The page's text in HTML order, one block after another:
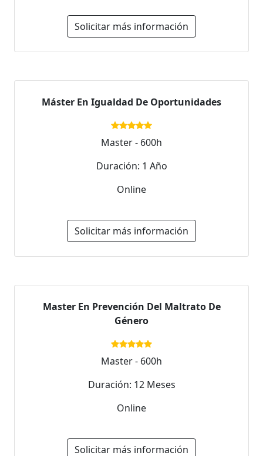
Solicitar más información
Máster En Igualdad De Oportunidades
Master - 600h
Duración: 1 Año
Online
Solicitar más información
Master En Prevención Del Maltrato De
Género
Master - 600h
Duración: 12 Meses
Online
Solicitar más información